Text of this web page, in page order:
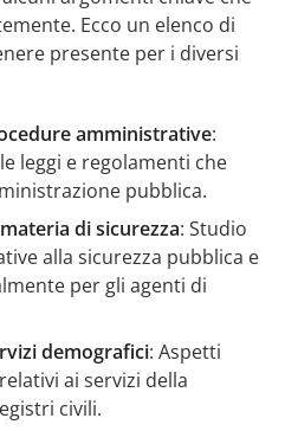
Ecco un elenco di
presente per i diversi
amministrative:
leggi e regolamenti che
pubblica.
di sicurezza: Studio
alla sicurezza pubblica e
per gli agenti di
demografici: Aspetti
ai servizi della
civili.